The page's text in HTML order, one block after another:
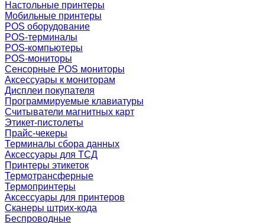
Настольные принтеры
Мобильные принтеры
POS оборудование
POS-терминалы
POS-компьютеры
POS-мониторы
Сенсорные POS мониторы
Аксессуары к мониторам
Дисплеи покупателя
Программируемые клавиатуры
Считыватели магнитных карт
Этикет-пистолеты
Прайс-чекеры
Терминалы сбора данных
Аксессуары для ТСД
Принтеры этикеток
Термотрансферные
Термопринтеры
Аксессуары для принтеров
Сканеры штрих-кода
Беспроводные